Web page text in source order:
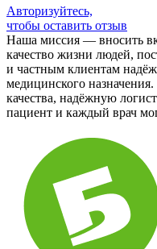
Авторизуйтесь,
чтобы оставить отзыв
Наша миссия — вносить
качество жизни людей,
и частным клиентам
медицинского
качества, надёжную
пациент и каждый врач